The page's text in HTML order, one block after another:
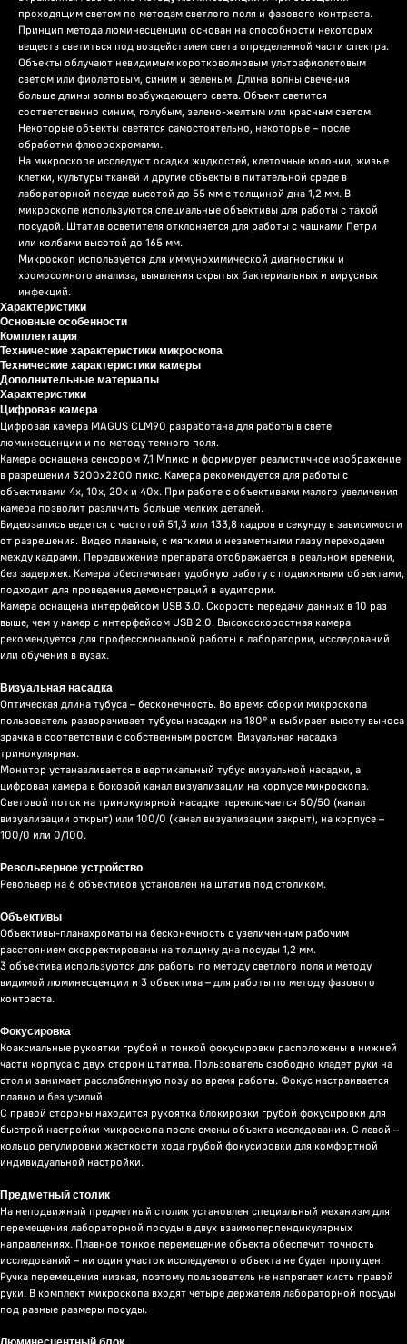
проходящим светом по методам светлого поля и фазового контраста.
Принцип метода люминесценции основан на способности некоторых
веществ светиться под воздействием света определенной части спектра.
Объекты облучают невидимым коротковолновым ультрафиолетовым
светом или фиолетовым, синим и зеленым. Длина волны свечения
больше длины волны возбуждающего света. Объект светится
соответственно синим, голубым, зелено-желтым или красным светом.
Некоторые объекты светятся самостоятельно, некоторые – после
обработки флюорохромами.
На микроскопе исследуют осадки жидкостей, клеточные колонии, живые
клетки, культуры тканей и другие объекты в питательной среде в
лабораторной посуде высотой до 55 мм с толщиной дна 1,2 мм. В
микроскопе используются специальные объективы для работы с такой
посудой. Штатив осветителя отклоняется для работы с чашками Петри
или колбами высотой до 165 мм.
Микроскоп используется для иммунохимической диагностики и
хромосомного анализа, выявления скрытых бактериальных и вирусных
инфекций.
Характеристики
Основные особенности
Комплектация
Технические характеристики микроскопа
Технические характеристики камеры
Дополнительные материалы
Характеристики
Цифровая камера
Цифровая камера MAGUS CLM90 разработана для работы в свете
люминесценции и по методу темного поля.
Камера оснащена сенсором 7,1 Мпикс и формирует реалистичное изображение
в разрешении 3200x2200 пикс. Камера рекомендуется для работы с
объективами 4х, 10х, 20х и 40х. При работе с объективами малого увеличения
камера позволит различить больше мелких деталей.
Видеозапись ведется с частотой 51,3 или 133,8 кадров в секунду в зависимости
от разрешения. Видео плавные, с мягкими и незаметными глазу переходами
между кадрами. Передвижение препарата отображается в реальном времени,
без задержек. Камера обеспечивает удобную работу с подвижными объектами,
подходит для проведения демонстраций в аудитории.
Камера оснащена интерфейсом USB 3.0. Скорость передачи данных в 10 раз
выше, чем у камер с интерфейсом USB 2.0. Высокоскоростная камера
рекомендуется для профессиональной работы в лаборатории, исследований
или обучения в вузах.
Визуальная насадка
Оптическая длина тубуса – бесконечность. Во время сборки микроскопа
пользователь разворачивает тубусы насадки на 180° и выбирает высоту выноса
зрачка в соответствии с собственным ростом. Визуальная насадка
тринокулярная.
Монитор устанавливается в вертикальный тубус визуальной насадки, а
цифровая камера в боковой канал визуализации на корпусе микроскопа.
Световой поток на тринокулярной насадке переключается 50/50 (канал
визуализации открыт) или 100/0 (канал визуализации закрыт), на корпусе –
100/0 или 0/100.
Револьверное устройство
Револьвер на 6 объективов установлен на штатив под столиком.
Объективы
Объективы-планахроматы на бесконечность с увеличенным рабочим
расстоянием скорректированы на толщину дна посуды 1,2 мм.
3 объектива используются для работы по методу светлого поля и методу
видимой люминесценции и 3 объектива – для работы по методу фазового
контраста.
Фокусировка
Коаксиальные рукоятки грубой и тонкой фокусировки расположены в нижней
части корпуса с двух сторон штатива. Пользователь свободно кладет руки на
стол и занимает расслабленную позу во время работы. Фокус настраивается
плавно и без усилий.
С правой стороны находится рукоятка блокировки грубой фокусировки для
быстрой настройки микроскопа после смены объекта исследования. С левой –
кольцо регулировки жесткости хода грубой фокусировки для комфортной
индивидуальной настройки.
Предметный столик
На неподвижный предметный столик установлен специальный механизм для
перемещения лабораторной посуды в двух взаимоперпендикулярных
направлениях. Плавное тонкое перемещение объекта обеспечит точность
исследований – ни один участок исследуемого объекта не будет пропущен.
Ручка перемещения низкая, поэтому пользователь не напрягает кисть правой
руки. В комплект микроскопа входят четыре держателя лабораторной посуды
под разные размеры посуды.